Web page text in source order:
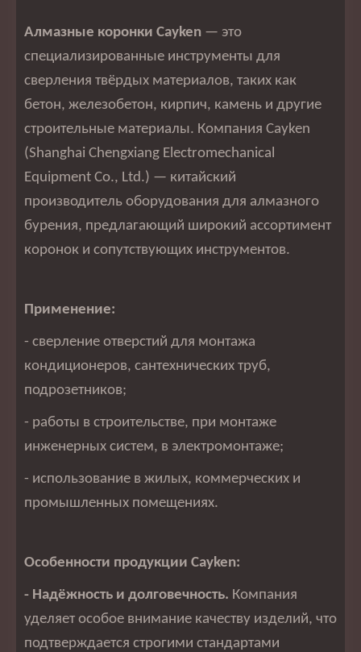
Алмазные коронки Cayken — это
специализированные инструменты для
сверления твёрдых материалов, таких как
бетон, железобетон, кирпич, камень и другие
строительные материалы. Компания Cayken
(Shanghai Chengxiang Electromechanical
Equipment Co., Ltd.) — китайский
производитель оборудования для алмазного
бурения, предлагающий широкий ассортимент
коронок и сопутствующих инструментов.
Применение:
- сверление отверстий для монтажа
кондиционеров, сантехнических труб,
подрозетников;
- работы в строительстве, при монтаже
инженерных систем, в электромонтаже;
- использование в жилых, коммерческих и
промышленных помещениях.
Особенности продукции Cayken:
- Надёжность и долговечность. Компания
уделяет особое внимание качеству изделий, что
подтверждается строгими стандартами